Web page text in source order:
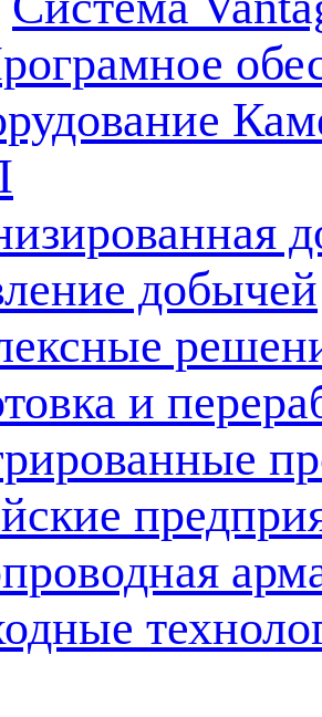
добычей
и